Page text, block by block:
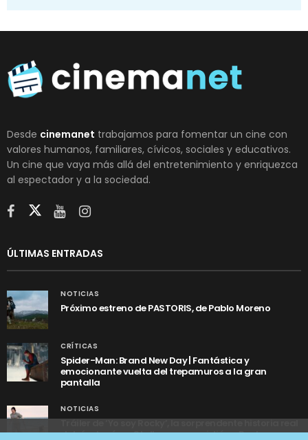
Desde cinemanet trabajamos para fomentar un cine con
valores humanos, familiares, cívicos, sociales y educativos.
Un cine que vaya más allá del entretenimiento y enriquezca
al espectador y a la sociedad.
ÚLTIMAS ENTRADAS
NOTICIAS
Próximo estreno de PASTORIS, de Pablo Moreno
CRÍTICAS
Spider-Man: Brand New Day | Fantástica y
emocionante vuelta del trepamuros a la gran
pantalla
NOTICIAS
Tráiler de ‘Yo soy Rocky’, la sorprendente historia real
detrás de cómo Stallone se convirtió en Rocky